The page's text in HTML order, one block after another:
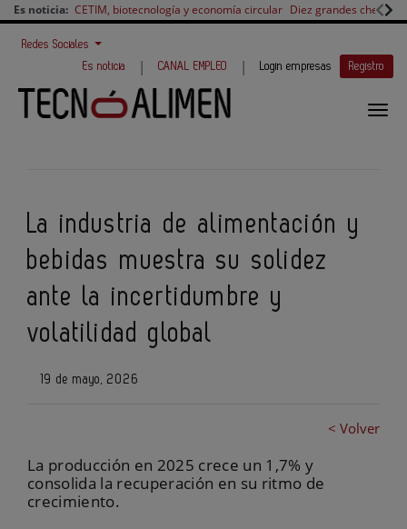
Es noticia: CETIM, biotecnología y economía circular Diez grandes chefs
Redes Sociales
Es noticia
| CANAL EMPLEO | Login empresas Registro
La industria de alimentación y
bebidas muestra su solidez
ante la incertidumbre y
volatilidad global
19 de mayo, 2026
< Volver
La producción en 2025 crece un 1,7% y
consolida la recuperación en su ritmo de
crecimiento.